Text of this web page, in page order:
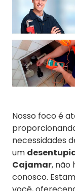
Nosso foco é
necessidades
um
Cajamar, não
conosco.